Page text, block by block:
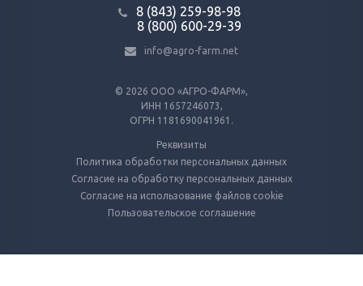
© 2026 ООО «АГРО-ФАРМ»,
ИНН 1657246073,
ОГРН 1181690041961.
Реквизиты
Политика обработки персональных данных
Согласие на обработку персональных данных
Согласие на использование файлов cookie
Пользовательское соглашение
8 (843) 259-98-98
8 (800) 600-29-39
info@agro-farm.net